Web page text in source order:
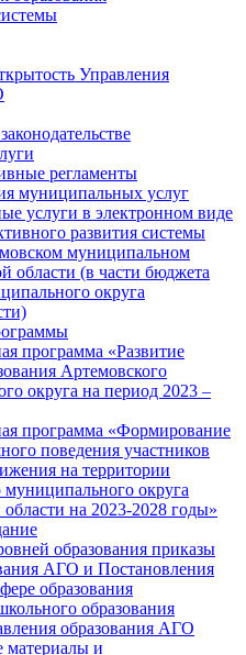
Управления
регламенты
муниципальных услуг
услуги в электронном виде
развития системы
муниципальном
области (в части бюджета
округа
программа «Развитие
Артемовского
округа на период 2023 –
программа «Формирование
поведения участников
на территории
муниципального округа
на 2023-2028 годы»
образования приказы
АГО и Постановления
образования
образования
образования АГО
материалы и